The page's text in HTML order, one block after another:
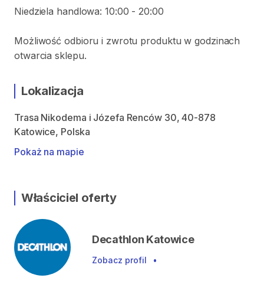
Niedziela handlowa: 10:00 - 20:00
Możliwość odbioru i zwrotu produktu w godzinach
otwarcia sklepu.
Lokalizacja
Trasa Nikodema i Józefa Renców 30, 40-878
Katowice, Polska
Pokaż na mapie
Właściciel oferty
Decathlon Katowice
Zobacz profil •